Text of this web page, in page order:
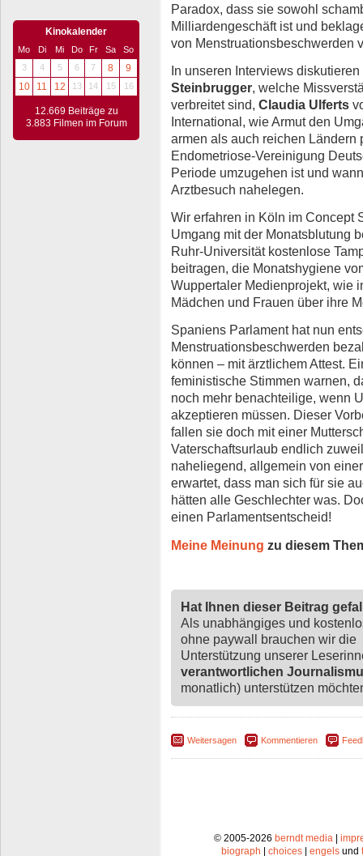
Kinokalender
Mo Di Mi Do Fr Sa
So
3
4 5 6 7 8
9
10
11 12 13 14 15 16
12.669 Beiträge zu
3.883 Filmen im Forum
Paradox, dass sie sowohl
Milliardengeschäft ist und
von Menstruationsbeschwerden
In unseren Interviews
Steinbrugger, welche
verbreitet sind, Claudia Ulferts
International, wie Armut den
armen als auch reichen Ländern
Endometriose-Vereinigung
Periode umzugehen ist und
Arztbesuch nahelegen.
Wir erfahren in Köln im Concept
Umgang mit der Monatsblutung
Ruhr-Universität kostenlose
beitragen, die Monatshygiene
Wuppertaler Medienprojekt, wie
Mädchen und Frauen über ihre
Spaniens Parlament hat nun
Menstruationsbeschwerden
können – mit ärztlichem Attest.
feministische Stimmen warnen,
noch mehr benachteilige, wenn
akzeptieren müssen. Dieser
fallen sie doch mit einer
Vaterschaftsurlaub endlich
naheliegend, allgemein von
erwartet, dass man sich für sie
hätten alle Geschlechter was.
einen Parlamentsentscheid!
Meine Meinung zu diesem
Hat Ihnen dieser Beitrag
Als unabhängiges und
ohne paywall brauchen wir die
Unterstützung unserer
verantwortlichen
monatlich) unterstützen
Weitersagen Kommentieren
© 2005-2026 berndt media|
biograph
choices engels und